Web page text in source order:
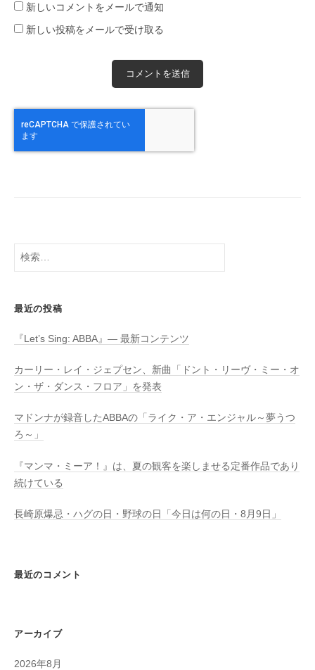
新しいコメントをメールで通知
新しい投稿をメールで受け取る
検
最近の投稿
『Let’s Sing: ABBA』― 最新コンテンツ
カーリー・レイ・ジェプセン、新曲「ドント・リーヴ・ミー・オ
ン・ザ・ダンス・フロア」を発表
マドンナが録音したABBAの「ライク・ア・エンジャル～夢うつ
ろ～」
『マンマ・ミーア！』は、夏の観客を楽しませる定番作品であり
続けている
長崎原爆忌・ハグの日・野球の日「今日は何の日・8月9日」
最近のコメント
アーカイブ
2026年8月